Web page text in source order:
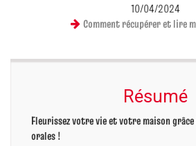
10/04/2024
Comment récupérer et lire
Résumé
Fleurissez votre vie et votre maison
orales !